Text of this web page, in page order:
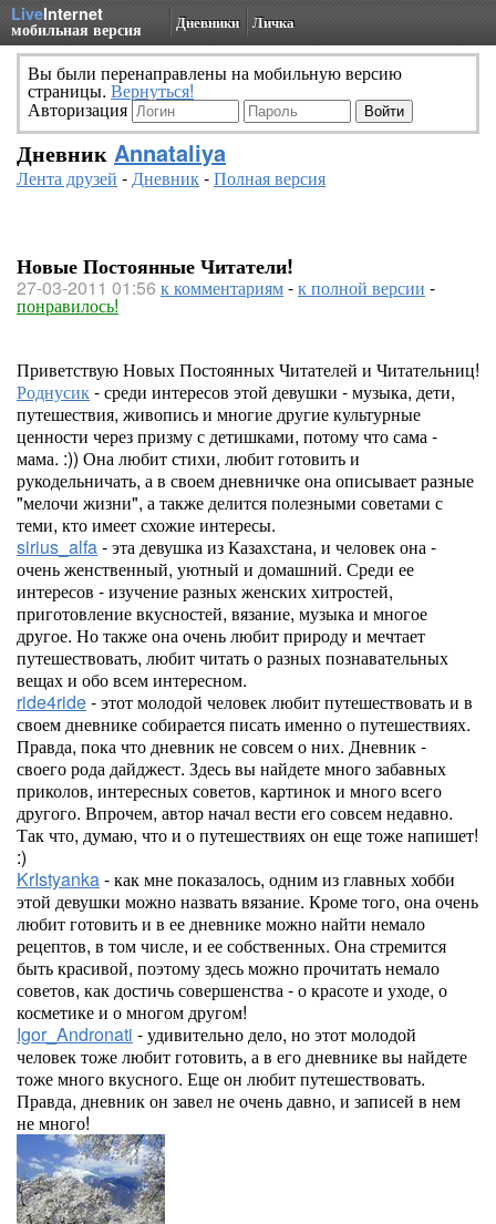
LiveInternet
мобильная версия Дневники Личка
Вы были перенаправлены на мобильную версию
страницы. Вернуться!
Авторизация
Дневник Annataliya
Лента друзей -Дневник-Полная версия
Новые Постоянные Читатели!
27-03-2011 01:56 к комментариям-к полной версии -
понравилось!
Приветствую Новых Постоянных Читателей и Читательниц!
Роднусик- среди интересов этой девушки - музыка, дети,
путешествия, живопись и многие другие культурные
ценности через призму с детишками, потому что сама -
мама. :)) Она любит стихи, любит готовить и
рукодельничать, а в своем дневничке она описывает разные
"мелочи жизни", а также делится полезными советами с
теми, кто имеет схожие интересы.
sirius_alfa- эта девушка из Казахстана, и человек она -
очень женственный, уютный и домашний. Среди ее
интересов - изучение разных женских хитростей,
приготовление вкусностей, вязание, музыка и многое
другое. Но также она очень любит природу и мечтает
путешествовать, любит читать о разных познавательных
вещах и обо всем интересном.
ride4ride- этот молодой человек любит путешествовать и в
своем дневнике собирается писать именно о путешествиях.
Правда, пока что дневник не совсем о них. Дневник -
своего рода дайджест. Здесь вы найдете много забавных
приколов, интересных советов, картинок и много всего
другого. Впрочем, автор начал вести его совсем недавно.
Так что, думаю, что и о путешествиях он еще тоже напишет!
:)
KrIstyanka- как мне показалось, одним из главных хобби
этой девушки можно назвать вязание. Кроме того, она очень
любит готовить и в ее дневнике можно найти немало
рецептов, в том числе, и ее собственных. Она стремится
быть красивой, поэтому здесь можно прочитать немало
советов, как достичь совершенства - о красоте и уходе, о
косметике и о многом другом!
Igor_Andronati - удивительно дело, но этот молодой
человек тоже любит готовить, а в его дневнике вы найдете
тоже много вкусного. Еще он любит путешествовать.
Правда, дневник он завел не очень давно, и записей в нем
не много!